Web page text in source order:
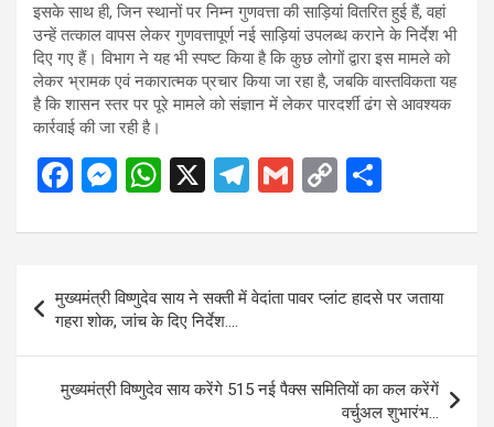
इसके साथ ही, जिन स्थानों पर निम्न गुणवत्ता की साड़ियां वितरित हुई हैं, वहां
उन्हें तत्काल वापस लेकर गुणवत्तापूर्ण नई साड़ियां उपलब्ध कराने के निर्देश भी
दिए गए हैं। विभाग ने यह भी स्पष्ट किया है कि कुछ लोगों द्वारा इस मामले को
लेकर भ्रामक एवं नकारात्मक प्रचार किया जा रहा है, जबकि वास्तविकता यह
है कि शासन स्तर पर पूरे मामले को संज्ञान में लेकर पारदर्शी ढंग से आवश्यक
कार्रवाई की जा रही है।
F
ce
b
o
o
k
M
se
n
g
er
W
at
A
p
p
X
T
e
gr
a
m
G
ail
C
py
n
k
ar
navigation
मुख्यमंत्री विष्णुदेव साय ने सक्ती में वेदांता पावर प्लांट हादसे पर जताया
गहरा शोक, जांच के दिए निर्देश….
मुख्यमंत्री विष्णुदेव साय करेंगे 515 नई पैक्स समितियों का कल करेंगें
वर्चुअल शुभारंभ…